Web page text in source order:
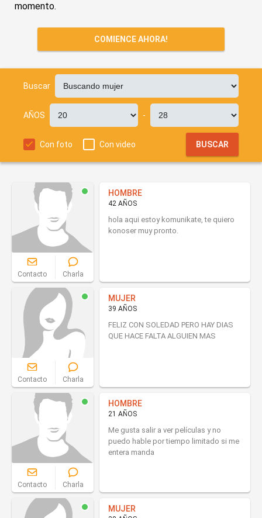
momento.
COMIENCE AHORA!
Buscar
AÑOS -
Con foto Con video BUSCAR
Contacto Charla
HOMBRE
42 AÑOS
hola aqui estoy komunikate, te quiero
konoser muy pronto.
Contacto Charla
MUJER
39 AÑOS
FELIZ CON SOLEDAD PERO HAY DIAS
QUE HACE FALTA ALGUIEN MAS
Contacto Charla
HOMBRE
21 AÑOS
Me gusta salir a ver películas y no
puedo hable por tiempo limitado si me
entera manda
MUJER